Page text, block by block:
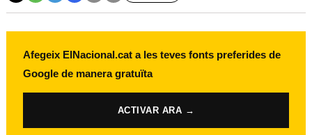
Afegeix ElNacional.cat a les teves fonts preferides de
Google de manera gratuïta
ACTIVAR ARA →